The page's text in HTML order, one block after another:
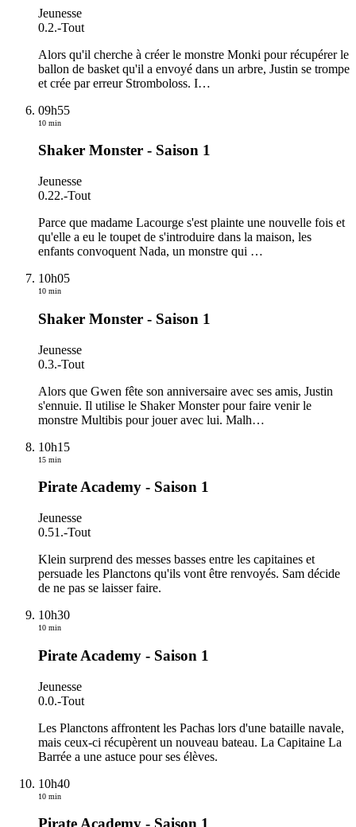
Jeunesse
0.2.-Tout
Alors qu'il cherche à créer le monstre Monki pour récupérer le
ballon de basket qu'il a envoyé dans un arbre, Justin se trompe
et crée par erreur Stromboloss. I…
09h55
10 min
Shaker Monster - Saison 1
Jeunesse
0.22.-Tout
Parce que madame Lacourge s'est plainte une nouvelle fois et
qu'elle a eu le toupet de s'introduire dans la maison, les
enfants convoquent Nada, un monstre qui …
10h05
10 min
Shaker Monster - Saison 1
Jeunesse
0.3.-Tout
Alors que Gwen fête son anniversaire avec ses amis, Justin
s'ennuie. Il utilise le Shaker Monster pour faire venir le
monstre Multibis pour jouer avec lui. Malh…
10h15
15 min
Pirate Academy - Saison 1
Jeunesse
0.51.-Tout
Klein surprend des messes basses entre les capitaines et
persuade les Planctons qu'ils vont être renvoyés. Sam décide
de ne pas se laisser faire.
10h30
10 min
Pirate Academy - Saison 1
Jeunesse
0.0.-Tout
Les Planctons affrontent les Pachas lors d'une bataille navale,
mais ceux-ci récupèrent un nouveau bateau. La Capitaine La
Barrée a une astuce pour ses élèves.
10h40
10 min
Pirate Academy - Saison 1